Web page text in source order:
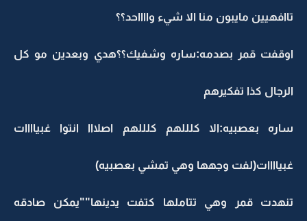
تاافهيين مايبون منا الا شيء وااااحد؟؟
اوقفت قمر بصدمه:ساره وشفيك؟؟هدي وبعدين مو كل
الرجال كذا تفكيرهم
ساره بعصبيه:الا كلللهم كلللهم اصلااا انتوا غبياااات
غبياااات(لفت وجهها وهي تمشي بعصبيه)
تنهدت قمر وهي تتاملها كتفت يدينها""يمكن صادقه